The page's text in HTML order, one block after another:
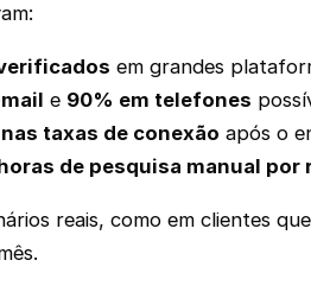
em grandes
e 90% em telefones
taxas de conexão após o
de pesquisa manual por
reais, como em clientes